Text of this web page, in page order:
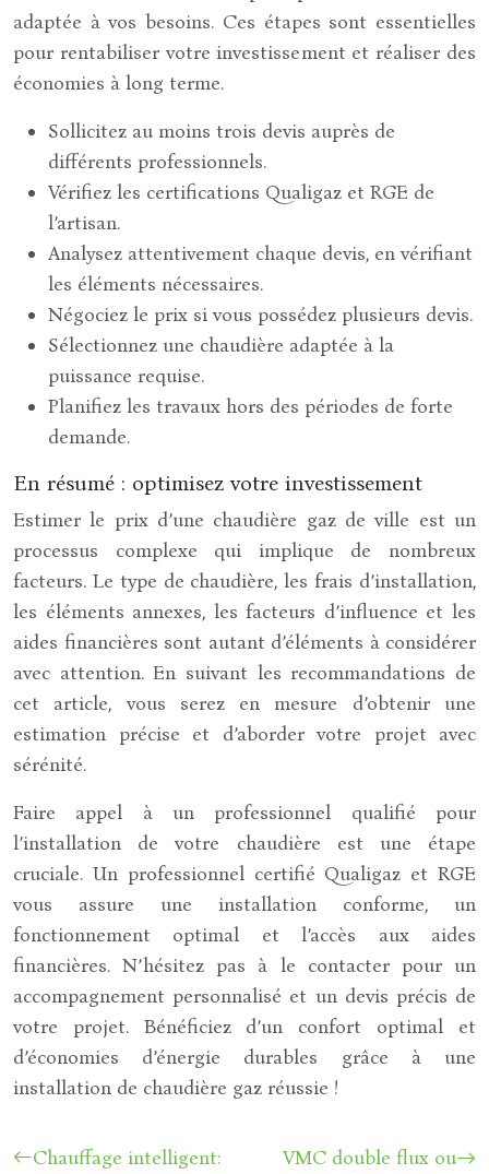
adaptée à vos besoins. Ces étapes sont essentielles
pour rentabiliser votre investissement et réaliser des
économies à long terme.
Sollicitez au moins trois devis auprès de
différents professionnels.
Vérifiez les certifications Qualigaz et RGE de
l’artisan.
Analysez attentivement chaque devis, en vérifiant
les éléments nécessaires.
Négociez le prix si vous possédez plusieurs devis.
Sélectionnez une chaudière adaptée à la
puissance requise.
Planifiez les travaux hors des périodes de forte
demande.
En résumé : optimisez votre investissement
Estimer le prix d’une chaudière gaz de ville est un
processus complexe qui implique de nombreux
facteurs. Le type de chaudière, les frais d’installation,
les éléments annexes, les facteurs d’influence et les
aides financières sont autant d’éléments à considérer
avec attention. En suivant les recommandations de
cet article, vous serez en mesure d’obtenir une
estimation précise et d’aborder votre projet avec
sérénité.
Faire appel à un professionnel qualifié pour
l’installation de votre chaudière est une étape
cruciale. Un professionnel certifié Qualigaz et RGE
vous assure une installation conforme, un
fonctionnement optimal et l’accès aux aides
financières. N’hésitez pas à le contacter pour un
accompagnement personnalisé et un devis précis de
votre projet. Bénéficiez d’un confort optimal et
d’économies d’énergie durables grâce à une
installation de chaudière gaz réussie !
Chauffage intelligent:
VMC double flux ou